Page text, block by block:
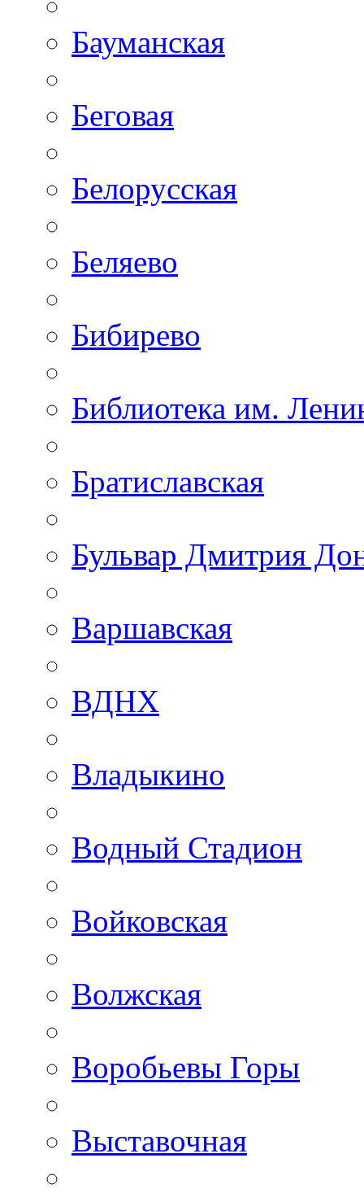
Бауманская
Беговая
Белорусская
Беляево
Бибирево
Библиотека им.
Братиславская
Бульвар Дмитрия
Варшавская
ВДНХ
Владыкино
Водный Стадион
Войковская
Волжская
Воробьевы Горы
Выставочная